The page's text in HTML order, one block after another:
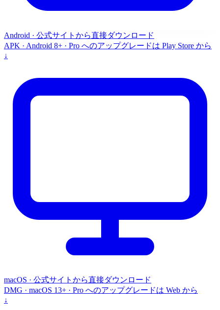
Android · 公式サイトから直接ダウンロード
APK · Android 8+ · Pro へのアップグレードは Play Store から
↓
macOS · 公式サイトから直接ダウンロード
DMG · macOS 13+ · Pro へのアップグレードは Web から
↓